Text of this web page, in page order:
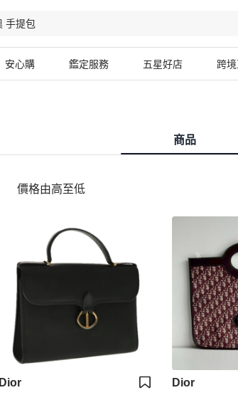
安心購 鑑定服務 五星好店 跨
商品
價格由高至低
Dior Dior